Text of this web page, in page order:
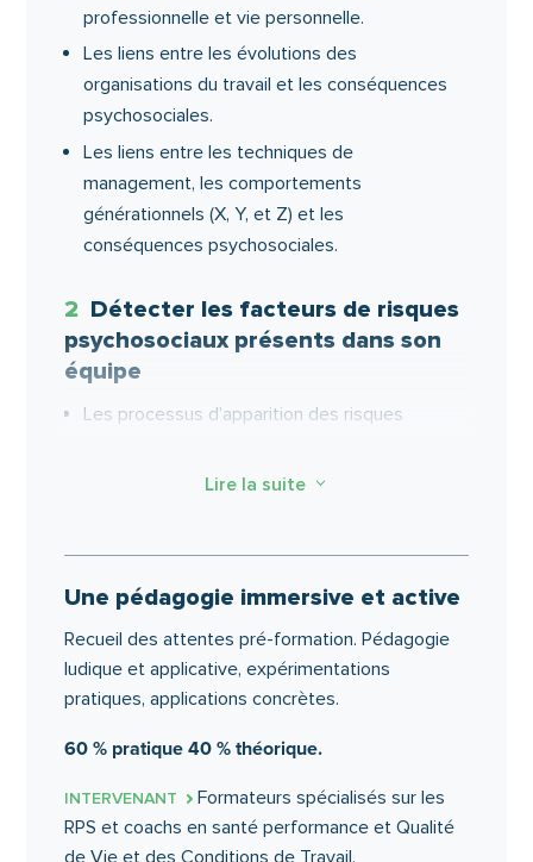
professionnelle et vie personnelle.
Les liens entre les évolutions des
organisations du travail et les conséquences
psychosociales.
Les liens entre les techniques de
management, les comportements
générationnels (X, Y, et Z) et les
conséquences psychosociales.
2 Détecter les facteurs de risques
psychosociaux présents dans son
équipe
Les processus d’apparition des risques
Les indicateurs d’alerte de risques
Identifier tous les facteurs possibles de
Repérer les facteurs de risques psychosociaux
dans son activité de manager.
Faire identifier les facteurs de risques
psychosociaux présents dans son équipe.
Analyser les causes d’apparition des facteurs
Faire objectiver le repérage des causes par du
factuel.
Lire la suite 3
Une pédagogie immersive et active
Recueil des attentes pré-formation. Pédagogie
ludique et applicative, expérimentations
pratiques, applications concrètes.
60 % pratique 40 % théorique.
INTERVENANT Formateurs spécialisés sur les
RPS et coachs en santé performance et Qualité